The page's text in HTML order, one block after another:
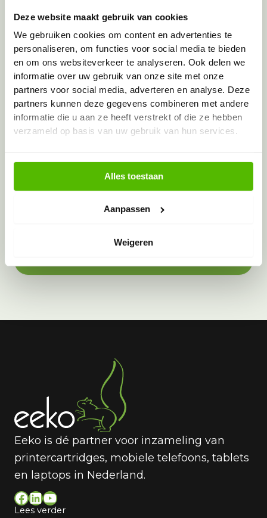
Deze website maakt gebruik van cookies
We gebruiken cookies om content en advertenties te
personaliseren, om functies voor social media te bieden
en om ons websiteverkeer te analyseren. Ook delen we
informatie over uw gebruik van onze site met onze
partners voor social media, adverteren en analyse. Deze
partners kunnen deze gegevens combineren met andere
informatie die u aan ze heeft verstrekt of die ze hebben
verzameld op basis van uw gebruik van hun services.
Alles toestaan
Aanpassen
Weigeren
Uw contactgegevens
Feedback anoniem melden?
Uw naam(Vereist)
Uw email adres(Vereist)
Ik geef toestemming voor verwerking van mijn
(Vereist)
Eeko is dé partner voor inzameling van
printercartridges, mobiele telefoons, tablets
en laptops in Nederland.
Facebook LinkedIn YouTube
Lees verder